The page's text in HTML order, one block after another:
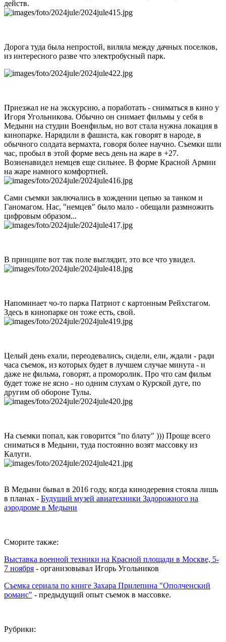
действ.
Дорога туда была непростой, виляла между дачных поселков,
из интересного разве что электробусный парк.
Приезжал не на экскурсию, а поработать - сниматься в кино у
Игоря Угольникова. Обычно он снимает фильмы у себя в
Медыни на студии Военфильм, но вот стала нужна локация в
кинопарке. Нарядили в фашиста, как говорят в народе, в
обычного солдата вермахта, говоря более научно. Съемки шли
час, пробыл в этой форме весь день на жаре в +27.
Возненавидел немцев еще сильнее. В форме Красной Армии
на жаре намного комфортней.
Сами съемки заключались в хождении цепью за танком и
Ганомагом. Нас, "немцев" было мало - обещали размножить
цифровым образом...
В принципе вот так поле выглядит, это все что увидел.
Напоминает чо-то парка Патриот с картонным Рейхстагом.
Здесь в кинопарке он тоже есть, свой.
Целый день ехали, переодевались, сидели, ели, ждали - ради
часа съемок, из которых будет в лучшем случае минута - и
даже не фильма, говорят, а проморолик. Про что сам фильм
будет тоже не ясно - но одним слухам о Курской дуге, по
другим об обороне Тулы.
На съемки попал, как говорится "по блату" ))) Проще всего
сниматься в Медыни, туда постоянно возят массовку из
Калуги.
В Медыни бывал в 2016 году, когда кинодеревня стояла лишь
в планах - Будущий музей авиатехники Задорожного на
аэродроме в Медыни
Сморите также:
Выставка военной техники на Красной площади в Москве, 5-
7 ноября - организовывал Игорь Угольников
Съемка сериала по книге Захара Прилепина "Ополченский
романс" - предыдущий опыт съемок в массовке.
Рубрики: